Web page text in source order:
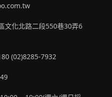
文化北路二段550巷30弄6
(02)8285-7932